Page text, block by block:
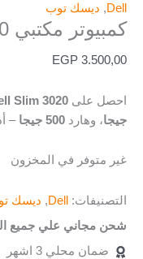
Dell
, ديسك توب
كمبيوتر مكتبي Dell slim 3020 استيراد
EGP 3.500,00
احصل على Slim 3020
جيجا، وهارد 500 جيجا –
غير متوفر في المخزون
التصنيفات: Dell
, ديسك
شحن مجاني علي جميع
ضمان محلي 3 اشهر